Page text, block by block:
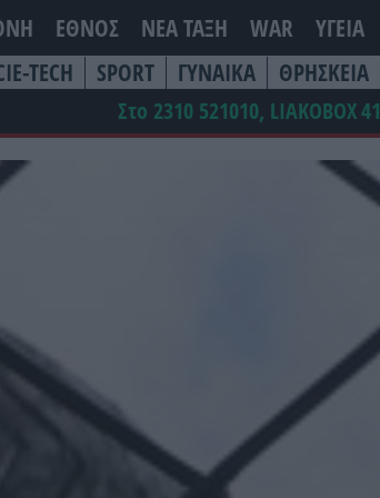
ΕΘΝΟΣ ΝΕΑ ΤΆΞΗ WAR ΥΓΕΙΑ
TECH SPORT ΓΥΝΑΙΚΑ ΘΡΗΣΚΕΙΑ
Στο 2310 521010, LIAKOBOX41